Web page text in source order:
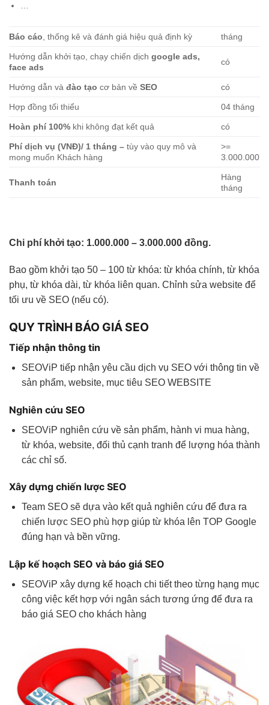
…
Báo cáo , thống kê và đánh giá hiệu quả định kỳ tháng
Hướng dẫn khởi tạo, chạy chiến dịch google ads,
face ads
có
Hướng dẫn và đào tạo cơ bản về SEO có
Hợp đồng tối thiểu 04 tháng
Hoàn phí 100% khi không đạt kết quả có
Phí dịch vụ (VNĐ)/ 1 tháng – tùy vào quy mô và
mong muốn Khách hàng
>=
3.000.000
Thanh toán
Hàng
tháng
Chi phí khởi tạo: 1.000.000 – 3.000.000 đồng.
Bao gồm khởi tạo 50 – 100 từ khóa: từ khóa chính, từ khóa
phụ, từ khóa dài, từ khóa liên quan. Chỉnh sửa website để
tối ưu về SEO (nếu có).
QUY TRÌNH BÁO GIÁ SEO
Tiếp nhận thông tin
SEOViP tiếp nhận yêu cầu dịch vụ SEO với thông tin về
sản phẩm, website, mục tiêu SEO WEBSITE
Nghiên cứu SEO
SEOViP nghiên cứu về sản phẩm, hành vi mua hàng,
từ khóa, website, đối thủ cạnh tranh để lượng hóa thành
các chỉ số.
Xây dựng chiến lược SEO
Team SEO sẽ dựa vào kết quả nghiên cứu để đưa ra
chiến lược SEO phù hợp giúp từ khóa lên TOP Google
đúng hạn và bền vững.
Lập kế hoạch SEO và báo giá SEO
SEOViP xây dựng kế hoạch chi tiết theo từng hạng mục
công việc kết hợp với ngân sách tương ứng để đưa ra
báo giá SEO cho khách hàng